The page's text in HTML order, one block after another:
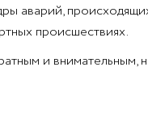
аварий,
происшествиях.
и внимательным,